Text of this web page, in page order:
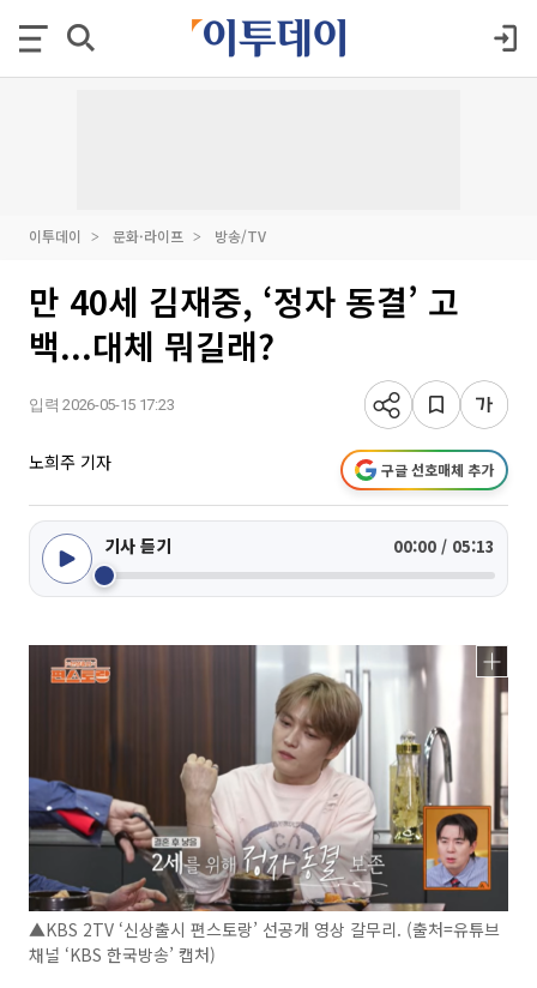
이투데이 문화·라이프 방송/TV
만 40세 김재중, ‘정자 동결’ 고
백...대체 뭐길래?
입력 2026-05-15 17:23
노희주 기자 구글 선호매체 추가
기사 듣기 00:00 / 05:13
▲KBS 2TV ‘신상출시 편스토랑’ 선공개 영상 갈무리. (출처=유튜브
채널 ‘KBS 한국방송’ 캡처)